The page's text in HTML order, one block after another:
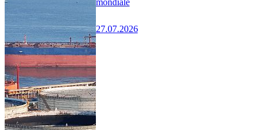
27.07.2026